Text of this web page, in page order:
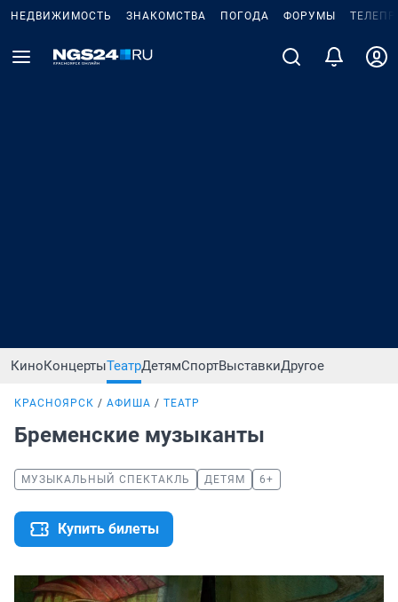
НЕДВИЖИМОСТЬ ЗНАКОМСТВА ПОГОДА ФОРУМЫ
КиноКонцертыТеатрДетямСпортВыставкиДругое
КРАСНОЯРСК АФИША ТЕАТР
Бременские музыканты
МУЗЫКАЛЬНЫЙ СПЕКТАКЛЬ ДЕТЯМ 6+
Купить билеты